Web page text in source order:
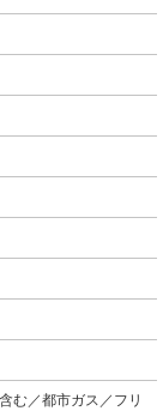
む／都市ガス／フリ